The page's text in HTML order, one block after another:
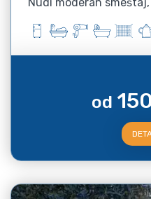
Nudi moderan
od 150